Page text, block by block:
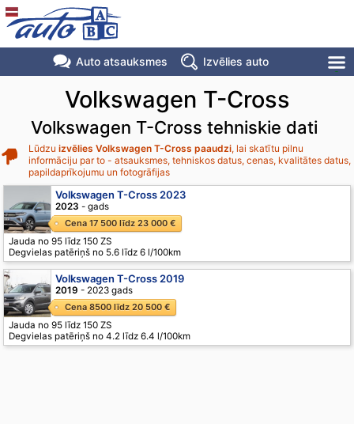
Auto atsauksmes Izvēlies auto
Volkswagen T-Cross
Volkswagen T-Cross tehniskie dati
Lūdzu izvēlies Volkswagen T-Cross paaudzi, lai skatītu pilnu
informāciju par to - atsauksmes, tehniskos datus, cenas, kvalitātes datus,
papildaprīkojumu un fotogrāfijas
Volkswagen T-Cross 2023
2023 - gads
Cena 17 500 līdz 23 000 €
Jauda no 95 līdz 150 ZS
Degvielas patēriņš no 5.6 līdz 6 l/100km
Volkswagen T-Cross 2019
2019 - 2023 gads
Cena 8500 līdz 20 500 €
Jauda no 95 līdz 150 ZS
Degvielas patēriņš no 4.2 līdz 6.4 l/100km